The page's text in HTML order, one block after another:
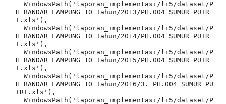
H BANDAR LAMPUNG 10 Tahun/2013/PH.004 SUMUR PUTR
I.xls'),
H BANDAR LAMPUNG 10 Tahun/2014/PH.004 SUMUR PUTR
I.xls'),
H BANDAR LAMPUNG 10 Tahun/2015/PH.004 SUMUR PUTR
I.xls'),
H BANDAR LAMPUNG 10 Tahun/2016/3. PH.004 SUMUR PU
TRI.xls'),